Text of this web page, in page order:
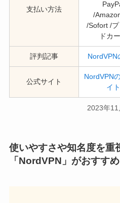
支払い方法
/
/Sofort /プ
ドカ
評判記事 NordVPN
公式サイト
NordVPN
イト
2023年11
使いやすさや知名度を重
「NordVPN」がおすすめ